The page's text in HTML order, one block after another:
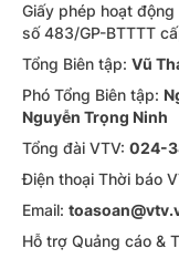
Giấy phép hoạt
số 483/GP-BTTTT
Tổng Biên tập: Vũ
Phó Tổng Biên tập:
Nguyễn Trọng Ninh
Tổng đài VTV: 024-
Ðiện thoại Thời báo
Email:
Hỗ trợ Quảng cáo &